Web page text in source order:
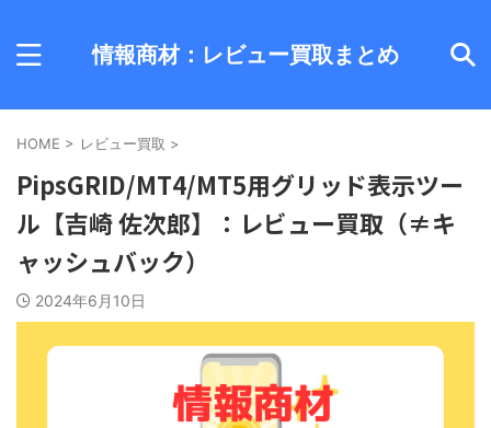
情報商材：レビュー買取まとめ
HOME > レビュー買取 >
PipsGRID/MT4/MT5用グリッド表示ツー
ル【吉崎 佐次郎】：レビュー買取（≠キ
ャッシュバック）
2024年6月10日